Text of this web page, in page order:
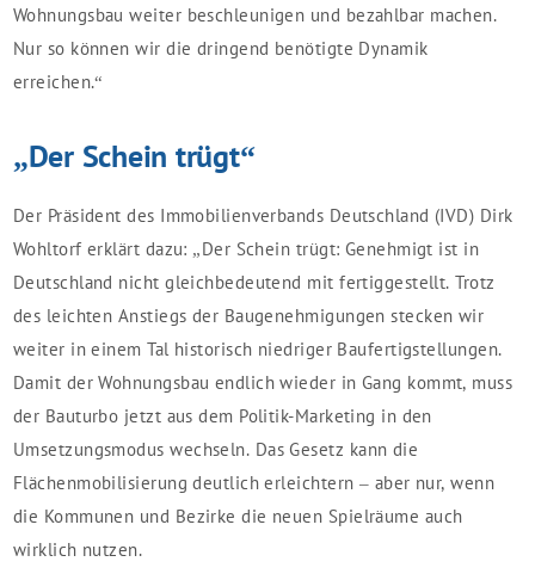
Wohnungsbau weiter beschleunigen und bezahlbar machen.
Nur so können wir die dringend benötigte Dynamik
erreichen.“
„Der Schein trügt“
Der Präsident des Immobilienverbands Deutschland (IVD) Dirk
Wohltorf erklärt dazu: „Der Schein trügt: Genehmigt ist in
Deutschland nicht gleichbedeutend mit fertiggestellt. Trotz
des leichten Anstiegs der Baugenehmigungen stecken wir
weiter in einem Tal historisch niedriger Baufertigstellungen.
Damit der Wohnungsbau endlich wieder in Gang kommt, muss
der Bauturbo jetzt aus dem Politik-Marketing in den
Umsetzungsmodus wechseln. Das Gesetz kann die
Flächenmobilisierung deutlich erleichtern – aber nur, wenn
die Kommunen und Bezirke die neuen Spielräume auch
wirklich nutzen.